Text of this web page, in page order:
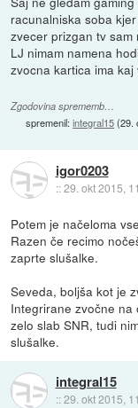
racunalniska soba
zvecer prizgan tv sam
LJ nimam namena
zvocna kartica ima
Zgodovina sprememb…
spremenil:integral15(29.
igor0203
::29. okt 2015,
Potem je načeloma
Razen če recimo
zaprte slušalke.
Seveda, boljša kot je
Integrirane zvočne na
zelo slab SNR, tudi
slušalke.
integral15
::29. okt 2015,